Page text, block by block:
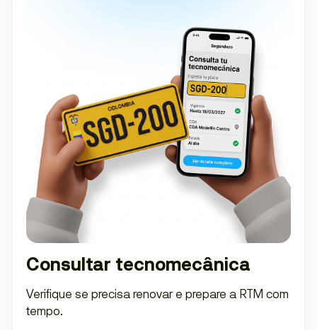
Consultar tecnomecânica
Verifique se precisa renovar e prepare a RTM com
tempo.